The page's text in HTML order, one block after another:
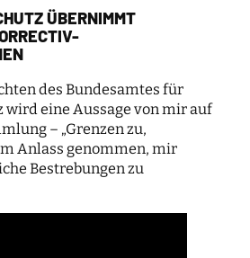
ÜBERNIMMT
des Bundesamtes für
wird eine Aussage von mir auf
– „Grenzen zu,
Anlass genommen, mir
Bestrebungen zu